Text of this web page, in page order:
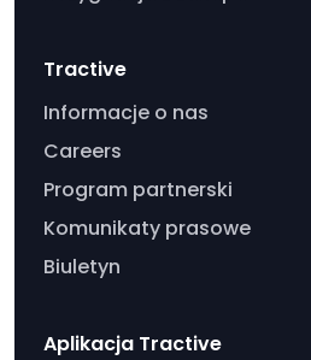
Tractive
Informacje o nas
Careers
Program partnerski
Komunikaty prasowe
Biuletyn
Aplikacja Tractive